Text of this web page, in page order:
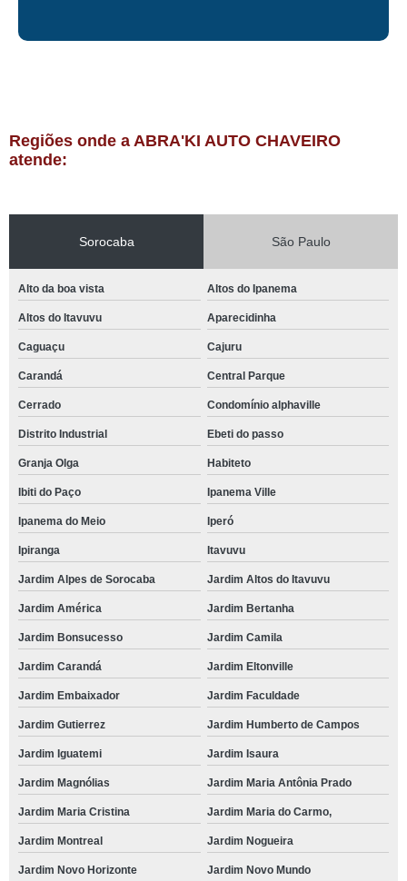
Regiões onde a ABRA'KI AUTO CHAVEIRO
atende:
Sorocaba São Paulo
Alto da boa vista Altos do Ipanema
Altos do Itavuvu Aparecidinha
Caguaçu Cajuru
Carandá Central Parque
Cerrado Condomínio alphaville
Distrito Industrial Ebeti do passo
Granja Olga Habiteto
Ibiti do Paço Ipanema Ville
Ipanema do Meio Iperó
Ipiranga Itavuvu
Jardim Alpes de Sorocaba Jardim Altos do Itavuvu
Jardim América Jardim Bertanha
Jardim Bonsucesso Jardim Camila
Jardim Carandá Jardim Eltonville
Jardim Embaixador Jardim Faculdade
Jardim Gutierrez Jardim Humberto de Campos
Jardim Iguatemi Jardim Isaura
Jardim Magnólias Jardim Maria Antônia Prado
Jardim Maria Cristina Jardim Maria do Carmo,
Jardim Montreal Jardim Nogueira
Jardim Novo Horizonte Jardim Novo Mundo